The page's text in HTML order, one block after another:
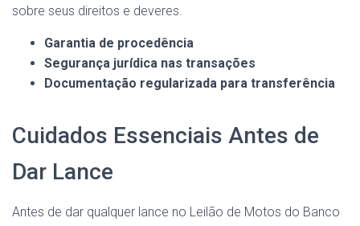
sobre seus direitos e deveres.
Garantia de procedência
Segurança jurídica nas transações
Documentação regularizada para transferência
Cuidados Essenciais Antes de
Dar Lance
Antes de dar qualquer lance no Leilão de Motos do Banco